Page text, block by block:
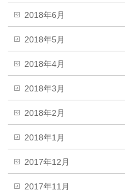
2018年6月
2018年5月
2018年4月
2018年3月
2018年2月
2018年1月
2017年12月
2017年11月